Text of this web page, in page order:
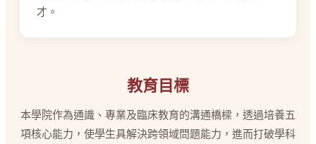
才。
教育目標
本學院作為通識、專業及臨床教育的溝通橋樑，透過培養五
項核心能力，使學生具解決跨領域問題能力，進而打破學科